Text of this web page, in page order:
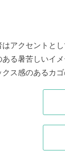
はアクセントと
ある暑苦しいイ
クス感のあるカ